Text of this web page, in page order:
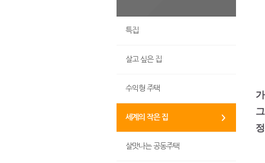
특집
살고 싶은 집
수익형 주택
세계의 작은 집
살맛나는 공동주택